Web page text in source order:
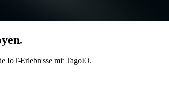
IoT-Erlebnisse mit TagoIO.